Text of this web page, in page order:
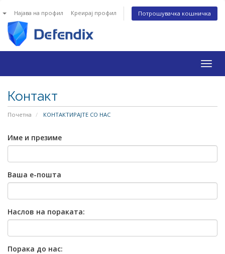
Најава на профил Креирај профил Потрошувачка кошничка
Контакт
Почетна КОНТАКТИРАЈТЕ СО НАС
Име и презиме
Ваша е-пошта
Наслов на пораката:
Порака до нас: